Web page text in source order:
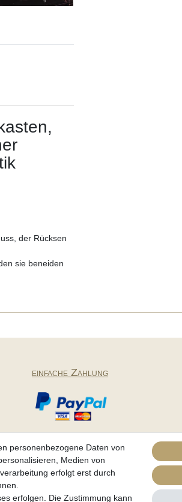
der Rücksen
sie beneiden
einfache Zahlung
Widerrufs­recht
personenbezogene Daten von
Medien von
erfolgt erst durch
erfolgen. Die Zustimmung kann